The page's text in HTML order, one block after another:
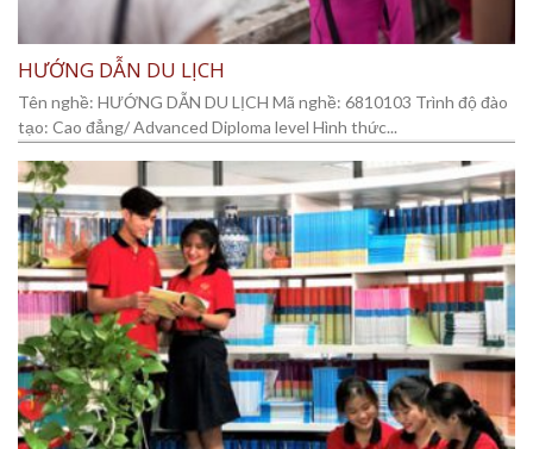
HƯỚNG DẪN DU LỊCH
Tên nghề: HƯỚNG DẪN DU LỊCH Mã nghề: 6810103 Trình độ đào
tạo: Cao đẳng/ Advanced Diploma level Hình thức...